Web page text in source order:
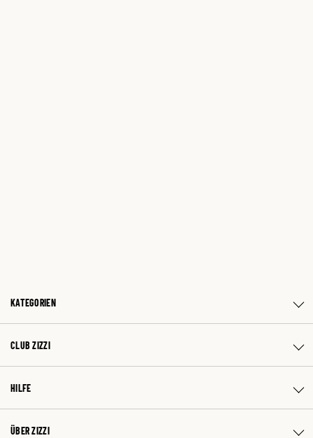
KATEGORIEN
CLUB ZIZZI
HILFE
ÜBER ZIZZI